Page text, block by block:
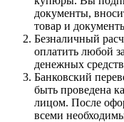
документы,
товар и
Безналичный
оплатить любой
денежных
Банковский
быть проведена
лицом. После
всеми